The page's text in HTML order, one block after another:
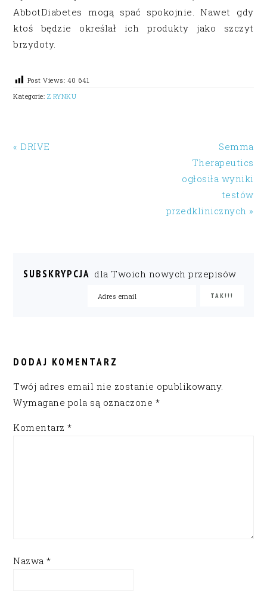
AbbotDiabetes mogą spać spokojnie. Nawet gdy
ktoś będzie określał ich produkty jako szczyt
brzydoty.
Post Views: 40 641
Kategorie: Z RYNKU
« DRIVE
Semma
Therapeutics
ogłosiła wyniki
testów
przedklinicznych »
SUBSKRYPCJA dla Twoich nowych przepisów
INTERACTIONS
DODAJ KOMENTARZ
Twój adres email nie zostanie opublikowany.
Wymagane pola są oznaczone *
Komentarz*
Nazwa*